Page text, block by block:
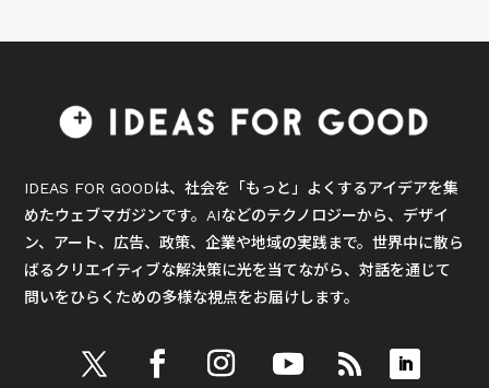
IDEAS FOR GOODは、社会を「もっと」よくするアイデアを集
めたウェブマガジンです。AIなどのテクノロジーから、デザイ
ン、アート、広告、政策、企業や地域の実践まで。世界中に散ら
ばるクリエイティブな解決策に光を当てながら、対話を通じて
問いをひらくための多様な視点をお届けします。